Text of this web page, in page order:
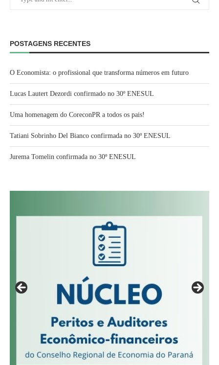
POSTAGENS RECENTES
O Economista: o profissional que transforma números em futuro
Lucas Lautert Dezordi confirmado no 30º ENESUL
Uma homenagem do CoreconPR a todos os pais!
Tatiani Sobrinho Del Bianco confirmada no 30º ENESUL
Jurema Tomelin confirmada no 30º ENESUL